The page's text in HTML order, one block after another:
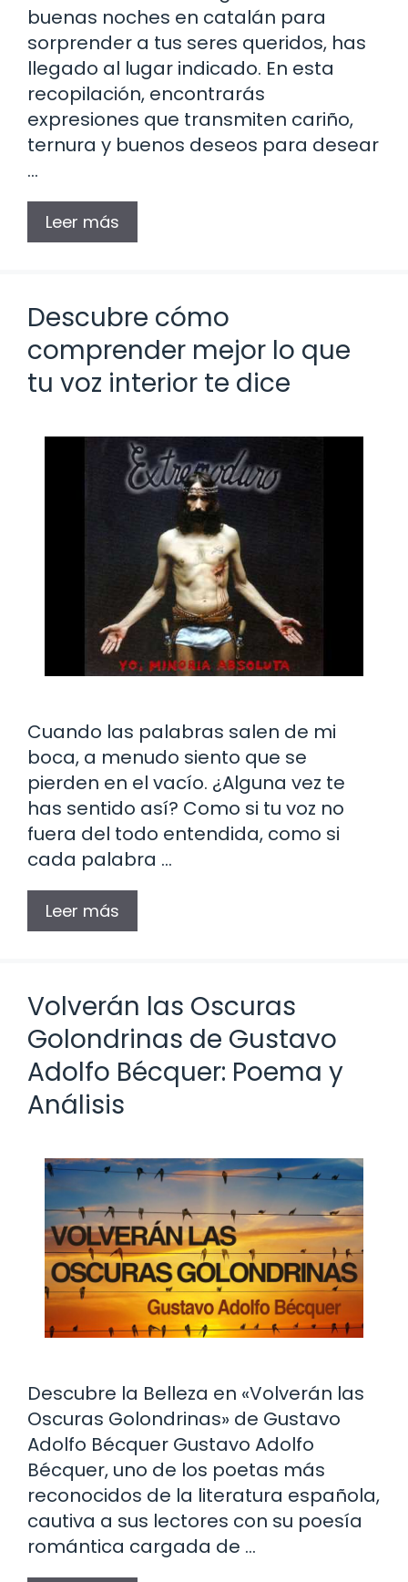
buenas noches en catalán para
sorprender a tus seres queridos, has
llegado al lugar indicado. En esta
recopilación, encontrarás
expresiones que transmiten cariño,
ternura y buenos deseos para desear
…
Leer más
Descubre cómo
comprender mejor lo que
tu voz interior te dice
Cuando las palabras salen de mi
boca, a menudo siento que se
pierden en el vacío. ¿Alguna vez te
has sentido así? Como si tu voz no
fuera del todo entendida, como si
cada palabra …
Leer más
Volverán las Oscuras
Golondrinas de Gustavo
Adolfo Bécquer: Poema y
Análisis
Descubre la Belleza en «Volverán las
Oscuras Golondrinas» de Gustavo
Adolfo Bécquer Gustavo Adolfo
Bécquer, uno de los poetas más
reconocidos de la literatura española,
cautiva a sus lectores con su poesía
romántica cargada de …